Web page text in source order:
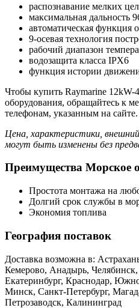
распознавание мелких
максимальная дальность
автоматическая функция
9-осевая технология
рабочий диапазон
водозащита класса IPX6
функция истории
Чтобы купить Raymarine 12kW-
оборудования, обращайтесь к
телефонам, указанным на сайте.
Цена, характеристики,
могут быть изменены без
Преимущества Морское
Простота монтажа на
Долгий срок службы в
Экономия топлива
География поставок
Доставка возможна в:
Кемерово, Анадырь,
Екатеринбург, Краснодар,
Минск, Санкт-Петербург,
Петрозаводск, Калининград